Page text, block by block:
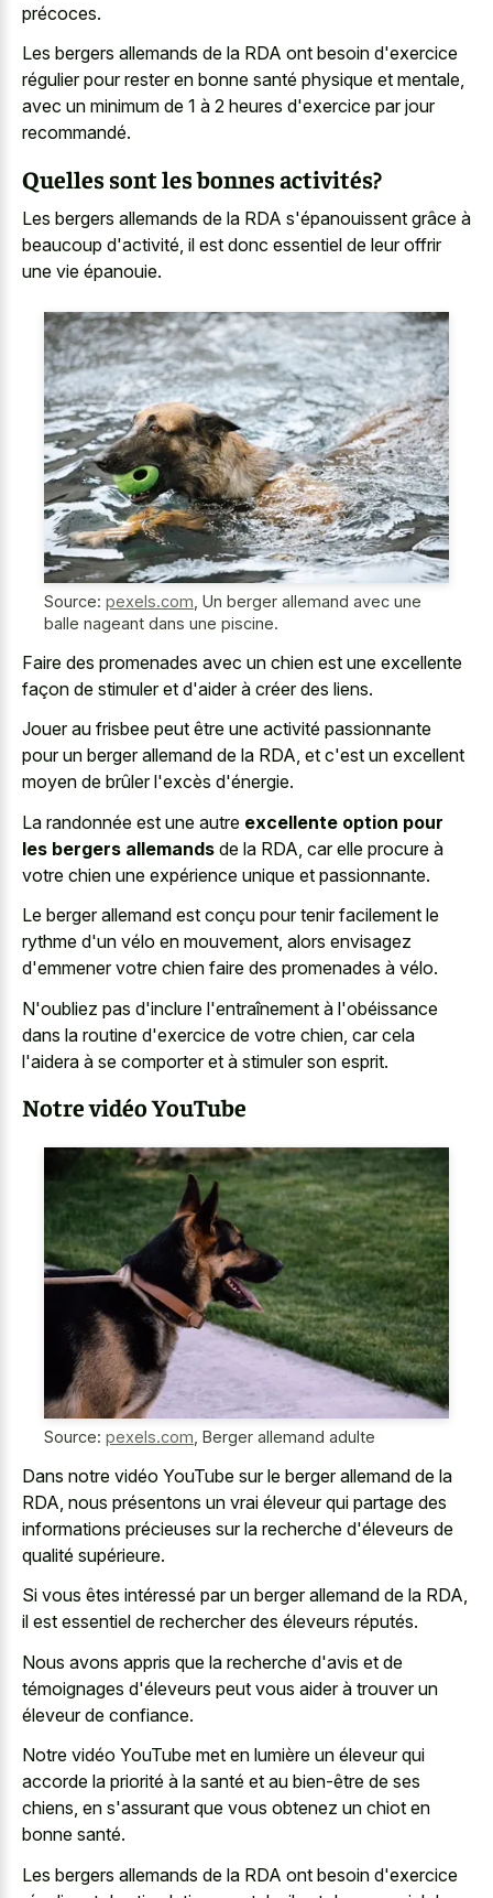
précoces.
Les bergers allemands de la RDA ont besoin d'exercice
régulier pour rester en bonne santé physique et mentale,
avec un minimum de 1 à 2 heures d'exercice par jour
recommandé.
Quelles sont les bonnes activités?
Les bergers allemands de la RDA s'épanouissent grâce à
beaucoup d'activité, il est donc essentiel de leur offrir
une vie épanouie.
Source: pexels.com Un berger allemand avec une
balle nageant dans une piscine.
Faire des promenades avec un chien est une excellente
façon de stimuler et d'aider à créer des liens.
Jouer au frisbee peut être une activité passionnante
pour un berger allemand de la RDA, et c'est un excellent
moyen de brûler l'excès d'énergie.
La randonnée est une autre excellente option pour
les bergers allemands de la RDA, car elle procure à
votre chien une expérience unique et passionnante.
Le berger allemand est conçu pour tenir facilement le
rythme d'un vélo en mouvement, alors envisagez
d'emmener votre chien faire des promenades à vélo.
N'oubliez pas d'inclure l'entraînement à l'obéissance
dans la routine d'exercice de votre chien, car cela
l'aidera à se comporter et à stimuler son esprit.
Notre vidéo YouTube
Source: pexels.com Berger allemand adulte
Dans notre vidéo YouTube sur le berger allemand de la
RDA, nous présentons un vrai éleveur qui partage des
informations précieuses sur la recherche d'éleveurs de
qualité supérieure.
Si vous êtes intéressé par un berger allemand de la RDA,
il est essentiel de rechercher des éleveurs réputés.
Nous avons appris que la recherche d'avis et de
témoignages d'éleveurs peut vous aider à trouver un
éleveur de confiance.
Notre vidéo YouTube met en lumière un éleveur qui
accorde la priorité à la santé et au bien-être de ses
chiens, en s'assurant que vous obtenez un chiot en
bonne santé.
Les bergers allemands de la RDA ont besoin d'exercice